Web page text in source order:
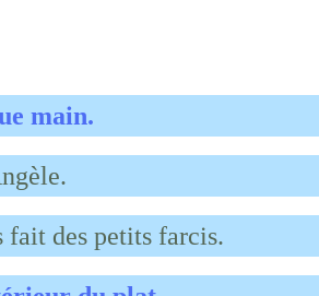
main.
fait des petits farcis.